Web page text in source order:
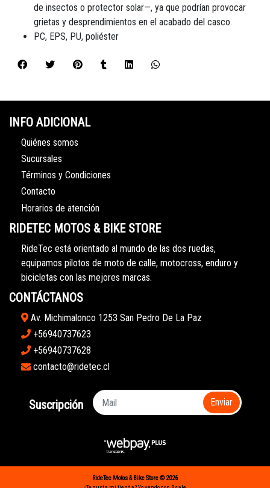
de insectos o protector solar—, ya que podrían provocar
grietas y desprendimientos en el acabado del casco.
PC, EPS, PU, poliéster
INFO ADICIONAL
Quiénes somos
Sucursales
Términos y Condiciones
Contacto
Horarios de atención
RIDETEC MOTOS & BIKE STORE
RideTec está orientado al mundo de las dos ruedas,
equipamos pilotos de moto de calle, motocross, enduro y
bicicletas con las mejores marcas.
CONTÁCTANOS
Av. Michimalonco 1253 San Pedro De La Paz
+56940737623
+56940737628
contacto@ridetec.cl
Suscripción Enviar
RideTec Motos & Bike Store © 2026